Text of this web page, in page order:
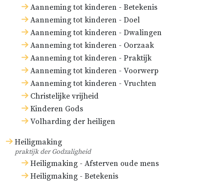
Aanneming tot kinderen - Betekenis
Aanneming tot kinderen - Doel
Aanneming tot kinderen - Dwalingen
Aanneming tot kinderen - Oorzaak
Aanneming tot kinderen - Praktijk
Aanneming tot kinderen - Voorwerp
Aanneming tot kinderen - Vruchten
Christelijke vrijheid
Kinderen Gods
Volharding der heiligen
Heiligmaking
praktijk der Godzaligheid
Heiligmaking - Afsterven oude mens
Heiligmaking - Betekenis